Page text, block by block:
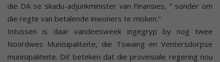
die DA se skadu-adjunkminister van Finansies, “ sonder om
die regte van betalende inwoners te misken.”
Intussen is daar vandeesweek ingegryp by nog twee
Noordwes Munisipaliteite, die Tswaing en Ventersdorpse
munisipaliteite. Dit beteken dat die provinsiale regering nou